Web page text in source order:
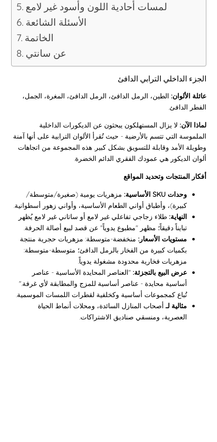
لمسات أحادية اللون وأسود غير لامع
الأسئلة الشائعة
الخاتمة
عن سانتي
الجزء الداخلي الترابي الدافئ
عائلة الألوان: الطين، الرمل الدافئ، الرمل الدافئ، المغرة، الجمل،
الفطر الدافئ.
لماذا الآن: لا يزال المستهلكون يبحثون عن الديكورات الداخلية
الملموسة التي تتسم بالأرضية - حيث تُقرأ الألوان الترابية على أنها آمنة
وطويلة الأمد وقابلة للتسويق بشكل كبير. هذه المجموعة من اتجاهات
ألوان الديكور هي عمودك الفقري الدائم الخضرة.
أفكار المنتجات وتحديد المواقع
وحدات SKU الأساسية:
مزهريات يومية (صغيرة/متوسطة/
كبيرة)، وأطباق أواني الطعام الأساسية، وأواني زهور أسطوانية.
النهاية: طلاء زجاجي تفاعلي غير لامع أو ساتاني غير لامع يُظهر
تبايناً دقيقاً؛ مظهر "مطبوع يدوياً" عن قصد لبيع أصالة الحرفة.
مستويات الأسعار: منخفضة-متوسطة: مزهريات حجرية منتجة
بكميات كبيرة من الفخار بالرمل الدافئ؛ متوسطة-متوسطة:
مزهريات فخارية محدودة مشغولة يدوياً.
عرض البيع بالتجزئة: "العناصر المحايدة الأساسية - عناصر
أساسية محايدة - عناصر أساسية للمزج والمطابقة لأي غرفة."
تُباع كمجموعات أساسية وكخلفية لقطرات اللمسات الموسمية.
مثالية لـأصحاب المنازل السائدة، ومحلات أنماط الحياة
العصرية، ومنسقي صناديق الاشتراكات.